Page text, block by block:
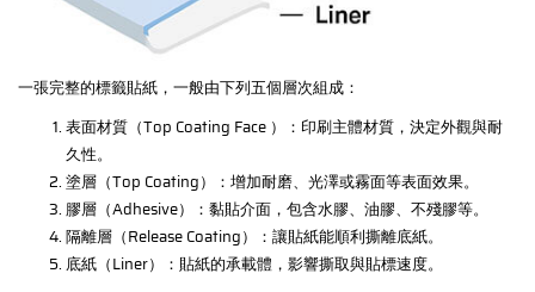
一張完整的標籤貼紙，一般由下列五個層次組成：
表面材質（Top Coating Face ）：印刷主體材質，決定外觀與耐
久性。
塗層（Top Coating）：增加耐磨、光澤或霧面等表面效果。
膠層（Adhesive）：黏貼介面，包含水膠、油膠、不殘膠等。
隔離層（Release Coating）：讓貼紙能順利撕離底紙。
底紙（Liner）：貼紙的承載體，影響撕取與貼標速度。